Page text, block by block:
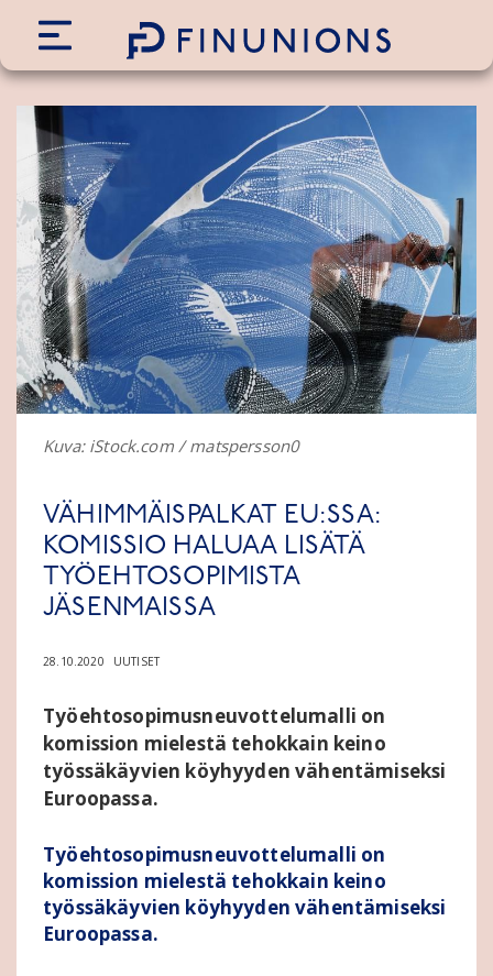
Kuva: iStock.com / matspersson0
VÄHIMMÄISPALKAT EU:SSA:
KOMISSIO HALUAA LISÄTÄ
TYÖEHTOSOPIMISTA
JÄSENMAISSA
28.10.2020 UUTISET
Työehtosopimusneuvottelumalli on
komission mielestä tehokkain keino
työssäkäyvien köyhyyden vähentämiseksi
Euroopassa.
Työehtosopimusneuvottelumalli on
komission mielestä tehokkain keino
työssäkäyvien köyhyyden vähentämiseksi
Euroopassa.